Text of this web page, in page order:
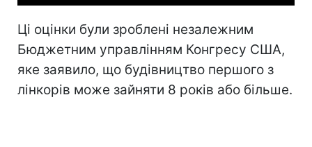
Ці оцінки були зроблені незалежним
Бюджетним управлінням Конгресу США,
яке заявило, що будівництво першого з
лінкорів може зайняти 8 років або більше.